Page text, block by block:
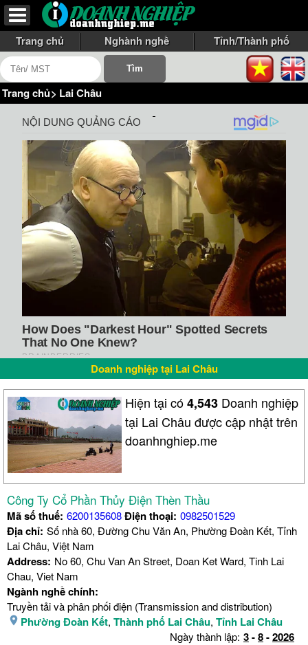
Trang chủ Nghành nghề Tỉnh/Thành phố
Trang chủ> Lai Châu
Doanh nghiệp tại Lai Châu
Hiện tại có4,543 Doanh nghiệp
tại Lai Châu được cập nhật trên
doanhnghiep.me
Công Ty Cổ Phần Thủy Điện Thèn Thầu
Mã số thuế: 6200135608Điện thoại: 0982501529
Địa chỉ: Số nhà 60, Đường Chu Văn An, Phường Đoàn Kết, Tỉnh
Lai Châu, Việt Nam
Address: No 60, Chu Van An Street, Doan Ket Ward, Tinh Lai
Chau, Viet Nam
Ngành nghề chính:
Truyền tải và phân phối điện (Transmission and distribution)
Phường Đoàn Kết, Thành phố Lai Châu, Tỉnh Lai Châu
Ngày thành lập: 3-8-2026